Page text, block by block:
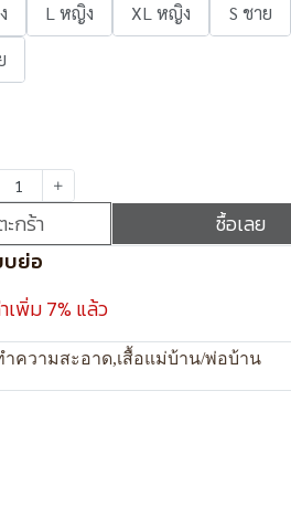
L หญิง XL หญิง S ชาย
กร้า
ซื้อเลย
บย่อ
เพิ่ม 7% แล้ว
ความสะอาด,เสื้อแม่บ้าน/พ่อบ้าน